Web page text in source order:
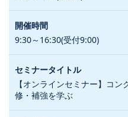
9:30～16:30(受付9:00)
【オンラインセミナー】コ
修・補強を学ぶ